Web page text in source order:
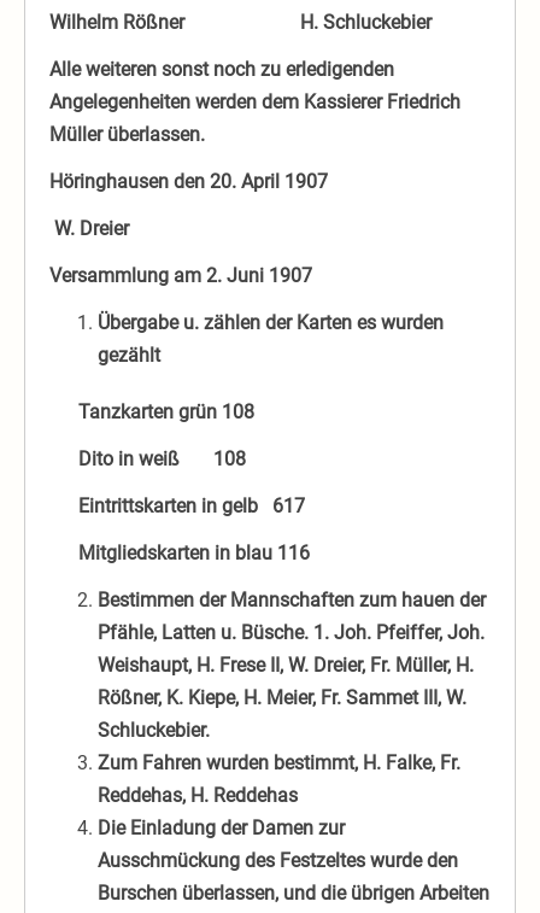
Wilhelm Rößner H. Schluckebier
Alle weiteren sonst noch zu erledigenden
Angelegenheiten werden dem Kassierer Friedrich
Müller überlassen.
Höringhausen den 20. April 1907
W. Dreier
Versammlung am 2. Juni 1907
Übergabe u. zählen der Karten es wurden
gezählt
Tanzkarten grün 108
Dito in weiß 108
Eintrittskarten in gelb 617
Mitgliedskarten in blau 116
Bestimmen der Mannschaften zum hauen der
Pfähle, Latten u. Büsche. 1. Joh. Pfeiffer, Joh.
Weishaupt, H. Frese II, W. Dreier, Fr. Müller, H.
Rößner, K. Kiepe, H. Meier, Fr. Sammet III, W.
Schluckebier.
Zum Fahren wurden bestimmt, H. Falke, Fr.
Reddehas, H. Reddehas
Die Einladung der Damen zur
Ausschmückung des Festzeltes wurde den
Burschen überlassen, und die übrigen Arbeiten